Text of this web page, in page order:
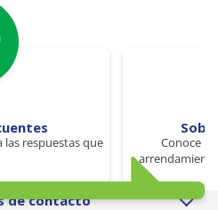
las respuestas que
Conoce
de contacto